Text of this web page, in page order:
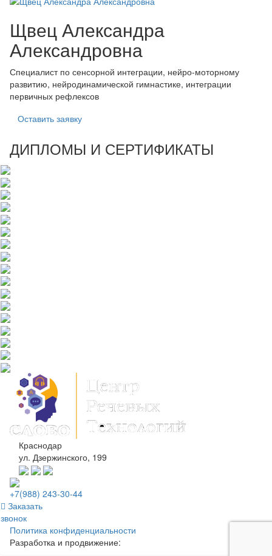
Щвец Александра
Александровна
Специалист по сенсорной интеграции, нейро-моторному
развитию, нейродинамической гимнастике, интеграции
первичных рефлексов
Оставить заявку
ДИПЛОМЫ И СЕРТИФИКАТЫ
Краснодар
ул. Дзержинского, 199
+7(988) 243-30-44
Заказать
звонок
Политика конфиденциальности
Разработка и продвижение: